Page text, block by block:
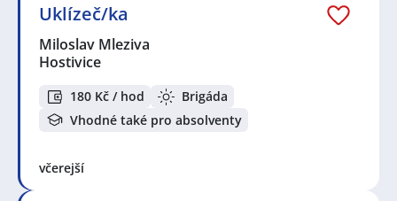
Uklízeč/ka
Miloslav Mleziva
Hostivice
180 Kč / hod
Brigáda
Vhodné také pro absolventy
včerejší